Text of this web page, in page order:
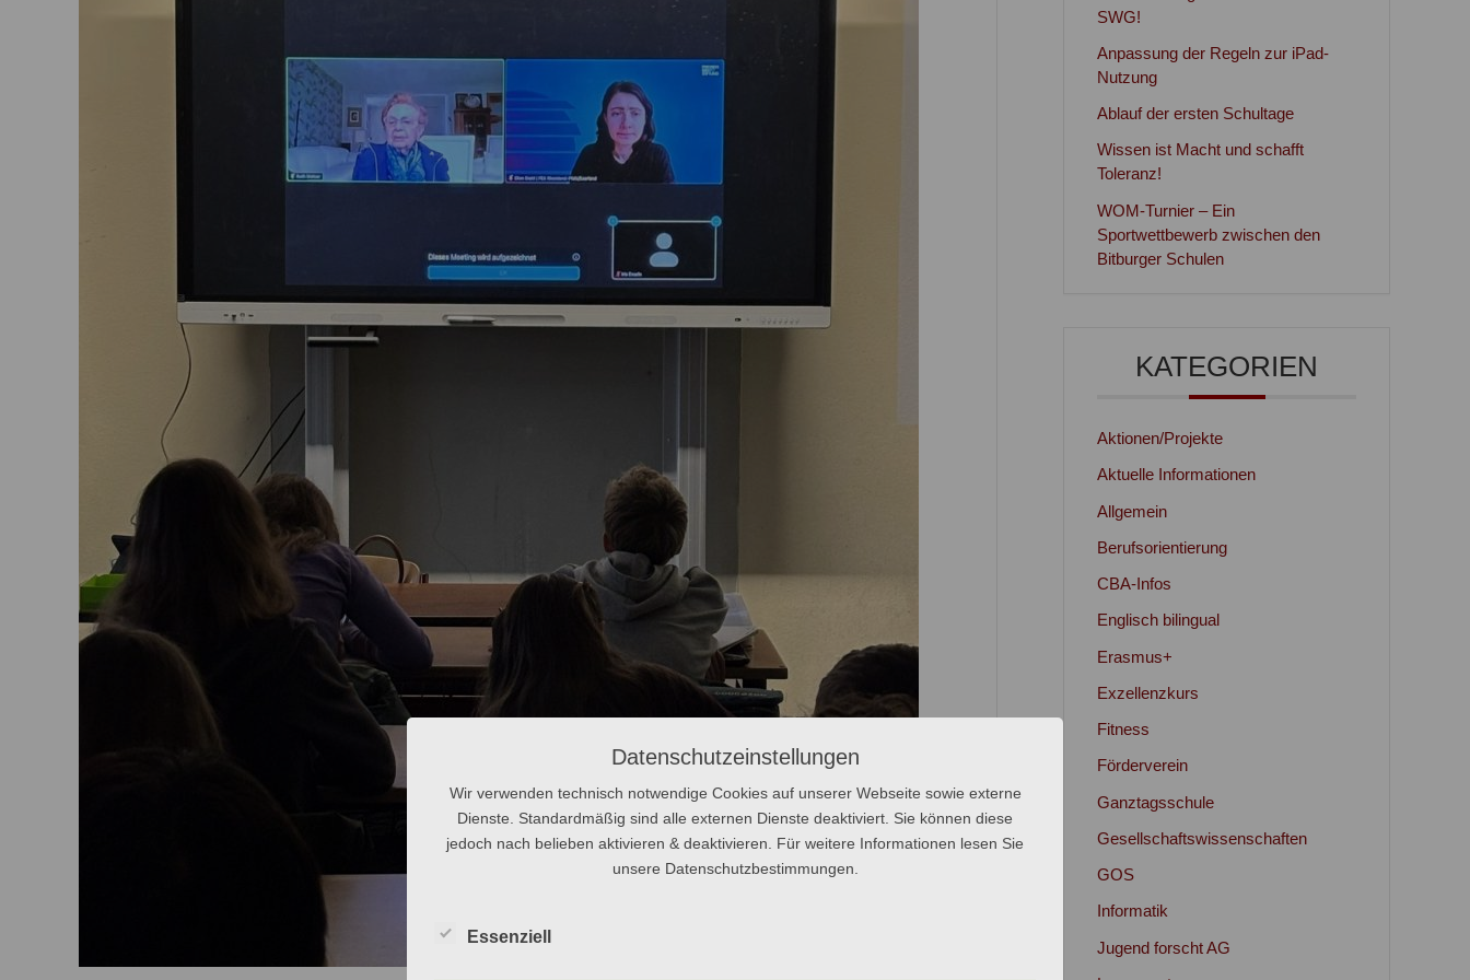
SWG!
Anpassung der Regeln zur iPad-
Nutzung
Ablauf der ersten Schultage
Wissen ist Macht und schafft
Toleranz!
WOM-Turnier – Ein
Sportwettbewerb zwischen den
Bitburger Schulen
KATEGORIEN
Aktionen/Projekte
Aktuelle Informationen
Allgemein
Berufsorientierung
CBA-Infos
Englisch bilingual
Erasmus+
Exzellenzkurs
Fitness
Förderverein
Ganztagsschule
Gesellschaftswissenschaften
GOS
Informatik
Jugend forscht AG
Datenschutzeinstellungen
Wir verwenden technisch notwendige Cookies auf unserer Webseite sowie externe
Dienste. Standardmäßig sind alle externen Dienste deaktiviert. Sie können diese
jedoch nach belieben aktivieren & deaktivieren. Für weitere Informationen lesen Sie
unsere Datenschutzbestimmungen.
Essenziell